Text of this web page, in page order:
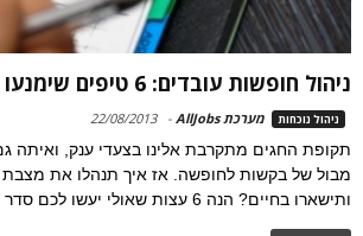
ניהול חופשות עובדים: 6 טיפים שימנעו אסון חגיגי
ניהול נוכחות מערכת AllJobs -
22/08/2013
תקופת החגים מתקרבת אלינו בצעדי ענק, ואיתה
מבול של בקשות לחופשה. אז איך תנהלו את מצבת
ותישארו בחיים? הנה 6 עצות שאולי יעשו לכם סדר בבלאגן!